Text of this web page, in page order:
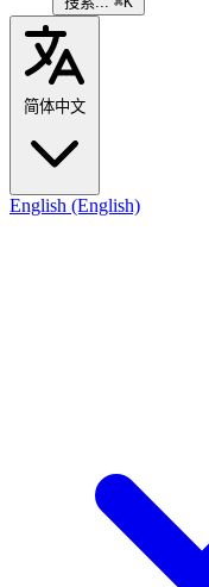
简体中文
English (English)